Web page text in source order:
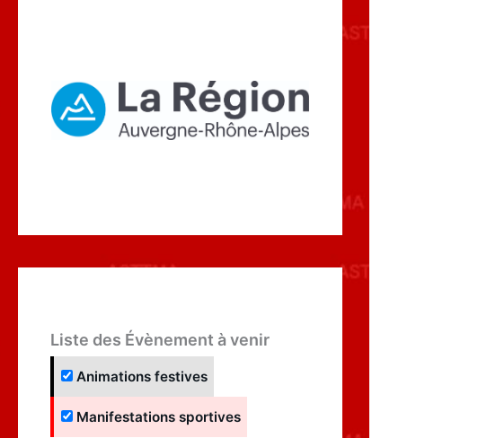
Liste des Évènement à venir
Animations festives
Manifestations sportives